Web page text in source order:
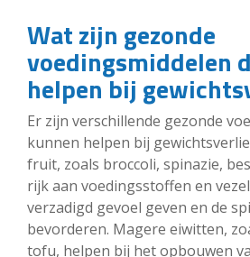
Wat zijn gezonde
voedingsmiddelen
helpen bij
Er zijn verschillende gezonde
kunnen helpen bij
fruit, zoals broccoli, spinazie,
rijk aan voedingsstoffen en
verzadigd gevoel geven en de
bevorderen. Magere eiwitten,
tofu, helpen bij het opbouwen